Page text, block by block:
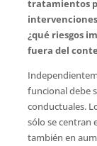
tratamientos
¿qué riesgos
fuera del
funcional debe
conductuales.
sólo se centran
también en